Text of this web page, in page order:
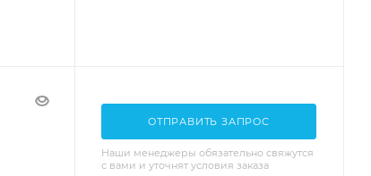
ОТПРАВИТЬ ЗАПРОС
Наши менеджеры обязательно свяжутся
с вами и уточнят условия заказа